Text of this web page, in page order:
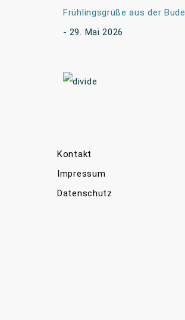
Frühlingsgrüße aus der Bude
29. Mai 2026
Kontakt
Impressum
Datenschutz